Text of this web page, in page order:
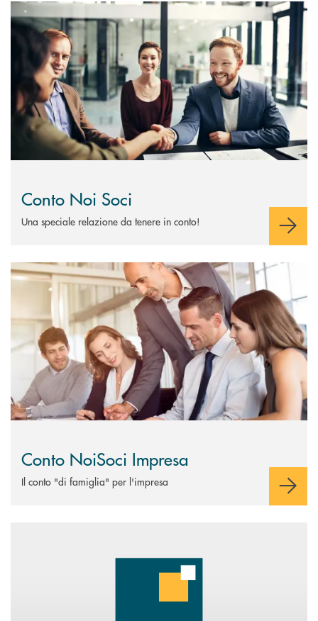
Scopri di più Conto Noi Soci
Conto Noi Soci
Una speciale relazione da tenere in conto!
Scopri di più Conto NoiSoci Impresa
Conto NoiSoci Impresa
Il conto "di famiglia" per l'impresa